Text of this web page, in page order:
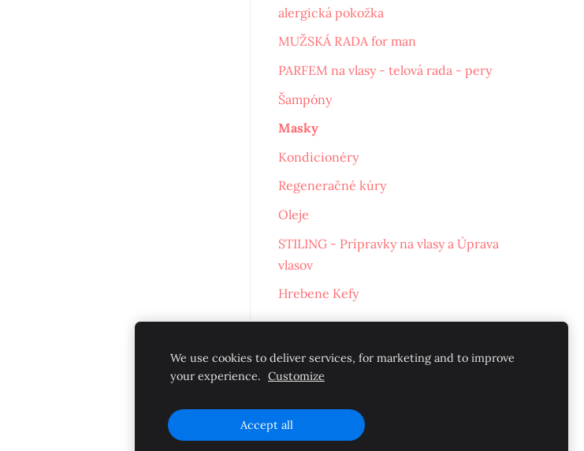
alergická pokožka
MUŽSKÁ RADA for man
PARFEM na vlasy - telová rada - pery
Šampóny
Masky
Kondicionéry
Regeneračné kúry
Oleje
STILING - Prípravky na vlasy a Úprava
vlasov
Hrebene Kefy
We use cookies to deliver services, for marketing and to improve
your experience. Customize
Accept all